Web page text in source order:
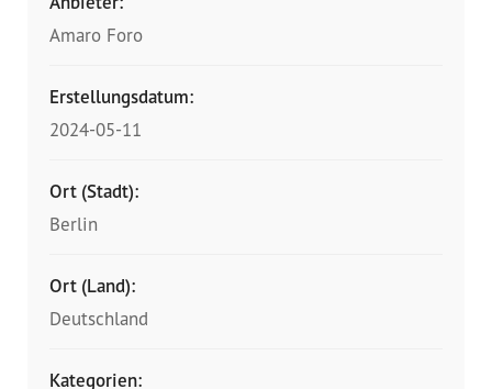
Amaro Foro
Erstellungsdatum:
2024-05-11
Ort (Stadt):
Berlin
Ort (Land):
Deutschland
Kategorien: